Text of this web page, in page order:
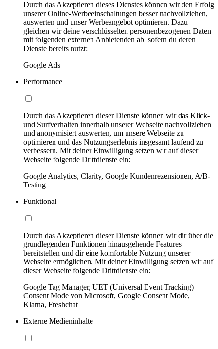
Durch das Akzeptieren dieses Dienstes können wir den Erfolg
unserer Online-Werbeeinschaltungen besser nachvollziehen,
auswerten und unser Werbeangebot optimieren. Dazu
gleichen wir deine verschlüsselten personenbezogenen Daten
mit folgenden externen Anbietenden ab, sofern du deren
Dienste bereits nutzt:
Google Ads
Performance
Durch das Akzeptieren dieser Dienste können wir das Klick-
und Surfverhalten innerhalb unserer Webseite nachvollziehen
und anonymisiert auswerten, um unsere Webseite zu
optimieren und das Nutzungserlebnis insgesamt laufend zu
verbessern. Mit deiner Einwilligung setzen wir auf dieser
Webseite folgende Drittdienste ein:
Google Analytics, Clarity, Google Kundenrezensionen, A/B-
Testing
Funktional
Durch das Akzeptieren dieser Dienste können wir dir über die
grundlegenden Funktionen hinausgehende Features
bereitstellen und dir eine komfortable Nutzung unserer
Webseite ermöglichen. Mit deiner Einwilligung setzen wir auf
dieser Webseite folgende Drittdienste ein:
Google Tag Manager, UET (Universal Event Tracking)
Consent Mode von Microsoft, Google Consent Mode,
Klarna, Freshchat
Externe Medieninhalte